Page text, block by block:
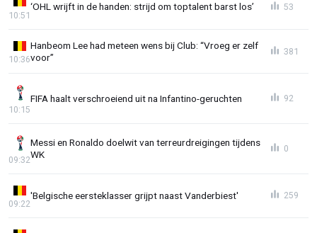
‘OHL wrijft in de handen: strijd om toptalent barst los’
10:51
53
Hanbeom Lee had meteen wens bij Club: “Vroeg er zelf
voor”
10:36
381
FIFA haalt verschroeiend uit na Infantino-geruchten
10:15
92
Messi en Ronaldo doelwit van terreurdreigingen tijdens
WK
09:32
0
'Belgische eersteklasser grijpt naast Vanderbiest'
09:22
259